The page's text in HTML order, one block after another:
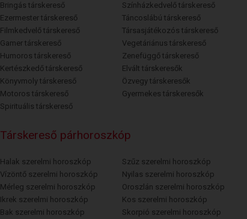
Bringás társkereső
Ezermester társkereső
Filmkedvelő társkereső
Gamer társkereső
Humoros társkereső
Kertészkedő társkereső
Könyvmoly társkereső
Motoros társkereső
Spirituális társkereső
Színházkedvelő társkereső
Táncoslábú társkereső
Társasjátékozós társkereső
Vegetáriánus társkereső
Zenefüggő társkereső
Elvált társkeresők
Özvegy társkeresők
Gyermekes társkeresők
Társkereső párhoroszkóp
Halak szerelmi horoszkóp
Vízöntő szerelmi horoszkóp
Mérleg szerelmi horoszkóp
Ikrek szerelmi horoszkóp
Bak szerelmi horoszkóp
Szűz szerelmi horoszkóp
Nyilas szerelmi horoszkóp
Oroszlán szerelmi horoszkóp
Kos szerelmi horoszkóp
Skorpió szerelmi horoszkóp